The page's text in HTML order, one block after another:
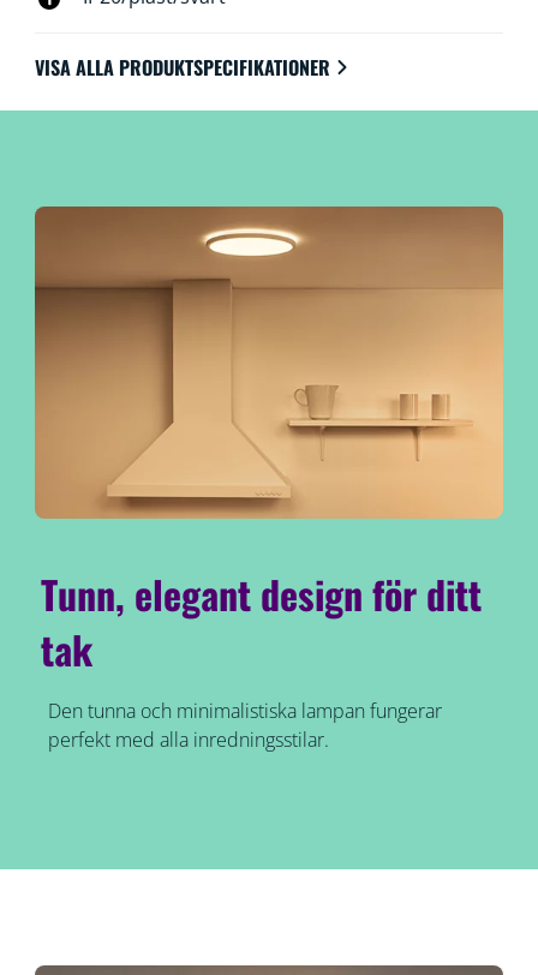
VISA ALLA PRODUKTSPECIFIKATIONER
Tunn, elegant design för ditt
tak
Den tunna och minimalistiska lampan fungerar
perfekt med alla inredningsstilar.